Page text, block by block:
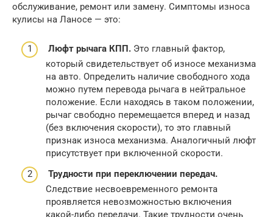
обслуживание, ремонт или замену. Симптомы износа
кулисы на Ланосе — это:
Люфт рычага КПП. Это главный фактор,
который свидетельствует об износе механизма
на авто. Определить наличие свободного хода
можно путем перевода рычага в нейтральное
положение. Если находясь в таком положении,
рычаг свободно перемещается вперед и назад
(без включения скорости), то это главный
признак износа механизма. Аналогичный люфт
присутствует при включенной скорости.
Трудности при переключении передач.
Следствие несвоевременного ремонта
проявляется невозможностью включения
какой-либо передачи. Такие трудности очень